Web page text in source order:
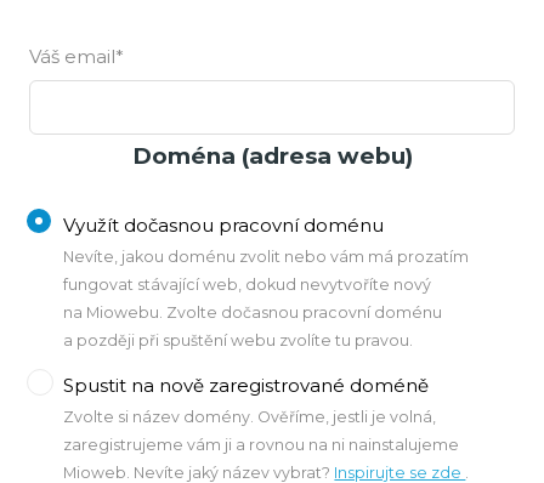
Váš email*
Doména (adresa webu)
Využít dočasnou pracovní doménu
Nevíte, jakou doménu zvolit nebo vám má prozatím
fungovat stávající web, dokud nevytvoříte nový
na Miowebu. Zvolte dočasnou pracovní doménu
a později při spuštění webu zvolíte tu pravou.
Spustit na nově zaregistrované doméně
Zvolte si název domény. Ověříme, jestli je volná,
zaregistrujeme vám ji a rovnou na ni nainstalujeme
Mioweb. Nevíte jaký název vybrat? Inspirujte se zde .